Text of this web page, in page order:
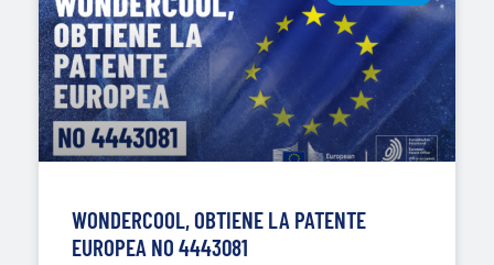
WONDERCOOL, OBTIENE LA PATENTE
EUROPEA NO 4443081